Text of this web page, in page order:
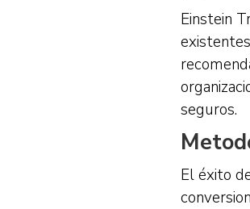
Einstein
seguros.
El éxito